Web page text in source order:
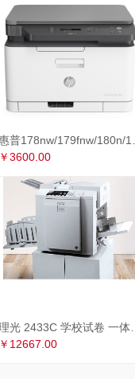
￥3600.00
￥12667.00